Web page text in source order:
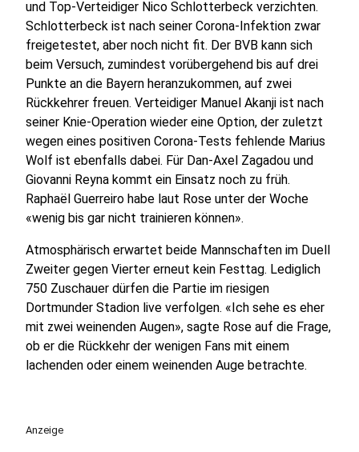
und Top-Verteidiger Nico Schlotterbeck verzichten.
Schlotterbeck ist nach seiner Corona-Infektion zwar
freigetestet, aber noch nicht fit. Der BVB kann sich
beim Versuch, zumindest vorübergehend bis auf drei
Punkte an die Bayern heranzukommen, auf zwei
Rückkehrer freuen. Verteidiger Manuel Akanji ist nach
seiner Knie-Operation wieder eine Option, der zuletzt
wegen eines positiven Corona-Tests fehlende Marius
Wolf ist ebenfalls dabei. Für Dan-Axel Zagadou und
Giovanni Reyna kommt ein Einsatz noch zu früh.
Raphaël Guerreiro habe laut Rose unter der Woche
«wenig bis gar nicht trainieren können».
Atmosphärisch erwartet beide Mannschaften im Duell
Zweiter gegen Vierter erneut kein Festtag. Lediglich
750 Zuschauer dürfen die Partie im riesigen
Dortmunder Stadion live verfolgen. «Ich sehe es eher
mit zwei weinenden Augen», sagte Rose auf die Frage,
ob er die Rückkehr der wenigen Fans mit einem
lachenden oder einem weinenden Auge betrachte.
Anzeige